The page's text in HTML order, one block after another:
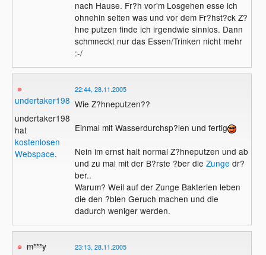
nach Hause. Fr?h vor'm Losgehen esse ich
ohnehin selten was und vor dem Fr?hst?ck Z?
hne putzen finde ich irgendwie sinnlos. Dann
schmneckt nur das Essen/Trinken nicht mehr
:-/
undertaker1988
undertaker1988
hat
kostenlosen
Webspace.
22:44, 28.11.2005
Wie Z?hneputzen??
Einmal mit Wasserdurchsp?len und fertig
Nein im ernst halt normal Z?hneputzen und ab
und zu mal mit der B?rste ?ber die Zunge dr?
ber..
Warum? Weil auf der Zunge Bakterien leben
die den ?blen Geruch machen und die
dadurch weniger werden.
m***y 23:13, 28.11.2005